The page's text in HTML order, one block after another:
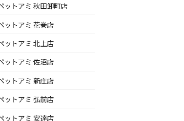
ットアミ 秋田卸町店
ットアミ 花巻店
ットアミ 北上店
ットアミ 佐沼店
ットアミ 新庄店
ットアミ 弘前店
ットアミ 安達店